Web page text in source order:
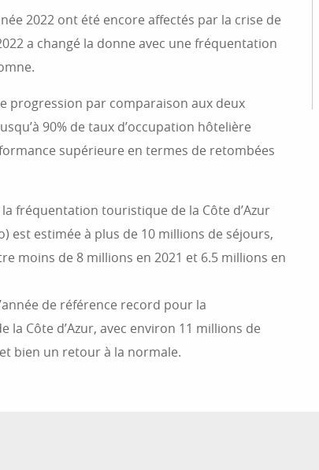
2022 ont été encore affectés par la crise de
a changé la donne avec une fréquentation
progression par comparaison aux deux
90% de taux d’occupation hôtelière
supérieure en termes de retombées
la fréquentation touristique de la Côte d’Azur
est estimée à plus de 10 millions de séjours,
moins de 8 millions en 2021 et 6.5 millions en
de référence record pour la
Côte d’Azur, avec environ 11 millions de
bien un retour à la normale.